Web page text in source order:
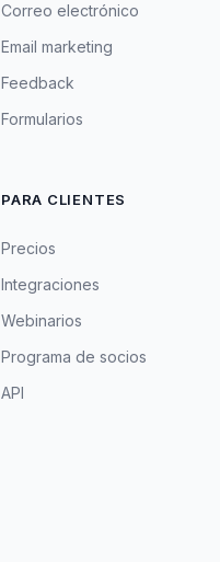
Correo electrónico
Email marketing
Feedback
Formularios
PARA CLIENTES
Precios
Integraciones
Webinarios
Programa de socios
API